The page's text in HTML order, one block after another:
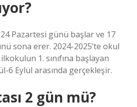
Pazartesi günü başlar ve 17
sona erer. 2024-2025’te okul
1. sınıfına başlayan
6 Eylül arasında gerçekleşir.
2 gün mü?